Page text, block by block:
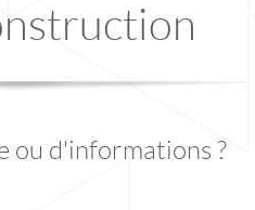
ou d'informations ?